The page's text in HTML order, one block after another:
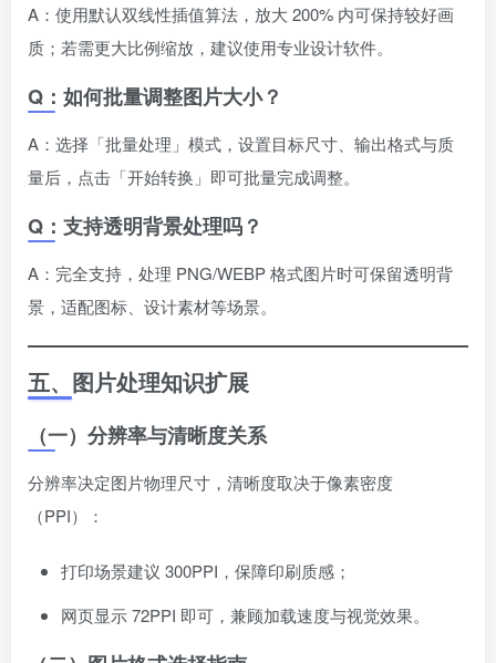
A：使用默认双线性插值算法，放大 200% 内可保持较好画
质；若需更大比例缩放，建议使用专业设计软件。
Q：如何批量调整图片大小？
A：选择「批量处理」模式，设置目标尺寸、输出格式与质
量后，点击「开始转换」即可批量完成调整。
Q：支持透明背景处理吗？
A：完全支持，处理 PNG/WEBP 格式图片时可保留透明背
景，适配图标、设计素材等场景。
五、图片处理知识扩展
（一）分辨率与清晰度关系
分辨率决定图片物理尺寸，清晰度取决于像素密度
（PPI）：
打印场景建议 300PPI，保障印刷质感；
网页显示 72PPI 即可，兼顾加载速度与视觉效果。